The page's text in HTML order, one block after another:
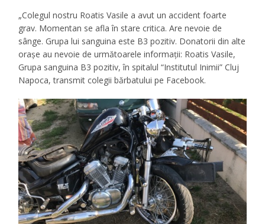
„Colegul nostru Roatis Vasile a avut un accident foarte
grav. Momentan se afla în stare critica. Are nevoie de
sânge. Grupa lui sanguina este B3 pozitiv. Donatorii din alte
orașe au nevoie de următoarele informații: Roatis Vasile,
Grupa sanguina B3 pozitiv, în spitalul “Institutul Inimii” Cluj
Napoca, transmit colegii bărbatului pe Facebook.